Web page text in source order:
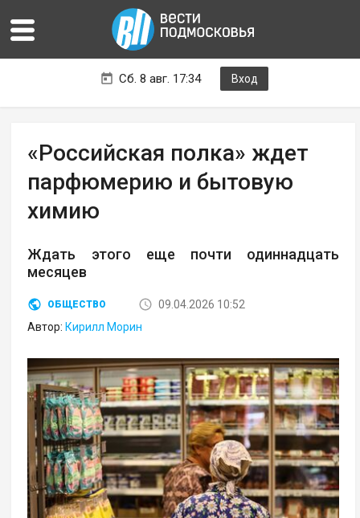
Сб. 8 авг. 17:34 Вход
«Российская полка» ждет
парфюмерию и бытовую
химию
Ждать этого еще почти одиннадцать
месяцев
ОБЩЕСТВО
09.04.2026 10:52
Автор: Кирилл Морин